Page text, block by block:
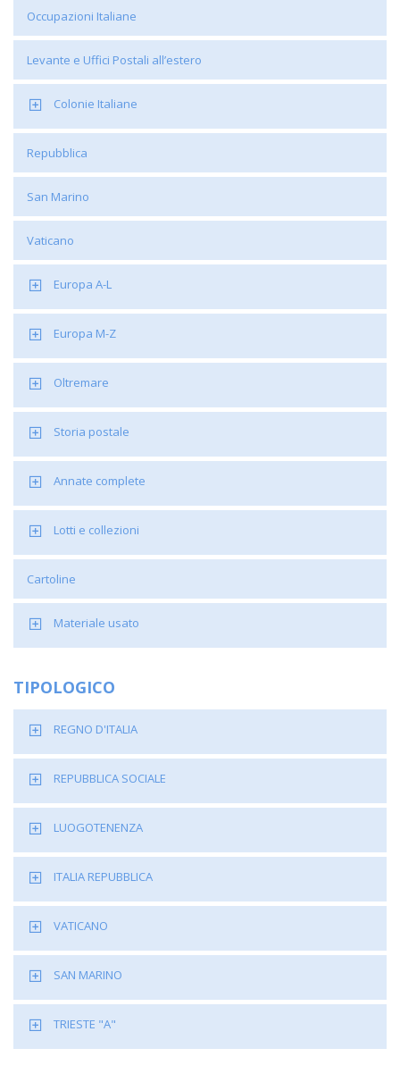
Occupazioni Italiane
Levante e Uffici Postali all’estero
Colonie Italiane
Repubblica
San Marino
Vaticano
Europa A-L
Europa M-Z
Oltremare
Storia postale
Annate complete
Lotti e collezioni
Cartoline
Materiale usato
TIPOLOGICO
REGNO D'ITALIA
REPUBBLICA SOCIALE
LUOGOTENENZA
ITALIA REPUBBLICA
VATICANO
SAN MARINO
TRIESTE "A"